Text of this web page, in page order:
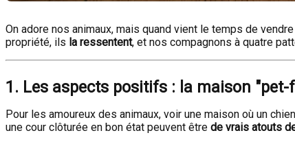
On adore nos animaux, mais quand vient le temps de
propriété, ils la ressentent, et nos compagnons à quatre
1. Les aspects positifs : la maison
Pour les amoureux des animaux, voir une maison où un
une cour clôturée en bon état peuvent être de vrais atouts